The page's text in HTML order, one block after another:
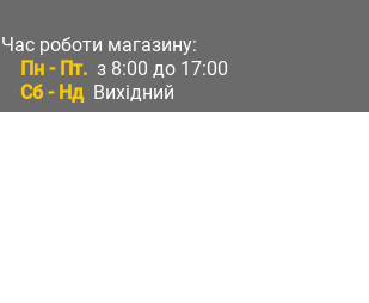
Час роботи магазину:
Пн - Пт. з 8:00 до 17:00
Сб - Нд Вихідний